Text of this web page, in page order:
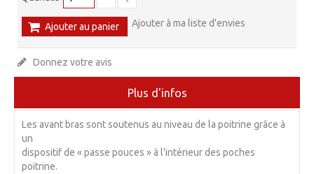
Ajouter au panier Ajouter à ma liste d'envies
Donnez votre avis
Plus d'infos
Les avant bras sont soutenus au niveau de la poitrine grâce à
un
dispositif de « passe pouces » à l’intérieur des poches
poitrine.